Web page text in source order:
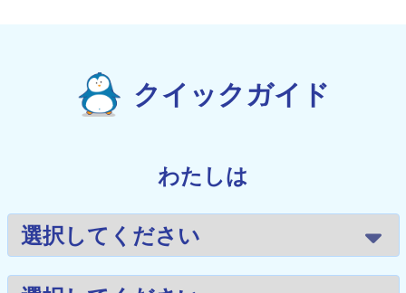
クイックガイド
わたしは